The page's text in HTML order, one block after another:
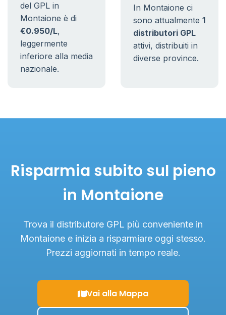
del GPL in
Montaione è di
€0.950/L,
leggermente
inferiore alla media
nazionale.
In Montaione ci
sono attualmente 1
distributori GPL
attivi, distribuiti in
diverse province.
Risparmia subito sul pieno
in Montaione
Trova il distributore GPL più conveniente in
Montaione e inizia a risparmiare oggi stesso.
Prezzi aggiornati in tempo reale.
Vai alla Mappa